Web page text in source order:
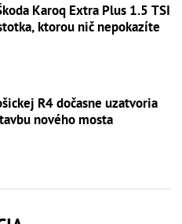
Karoq Extra Plus 1.5 TSI
ktorou nič nepokazíte
R4 dočasne uzatvoria
nového mosta